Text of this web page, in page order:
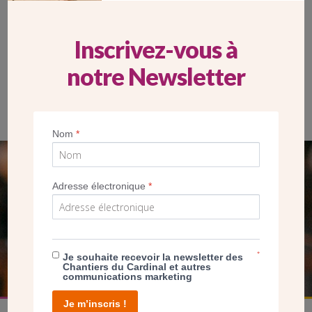
SEUL VOTRE DON
NOUS PERMET D’AGIR
FAIRE UN DON
Inscrivez-vous à
notre Newsletter
Nom*
Adresse électronique*
Je souhaite recevoir la newsletter des
Chantiers du Cardinal et autres
communications marketing
*
Je m’inscris !